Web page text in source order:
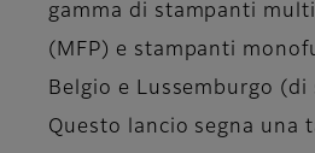
gamma di stampanti
(MFP) e stampanti
Belgio e Lussemburgo (di
Questo lancio segna una